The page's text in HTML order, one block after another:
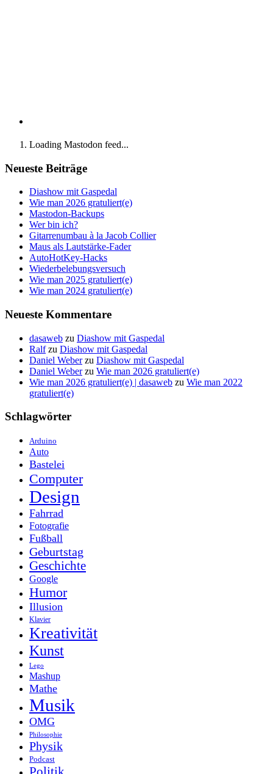
Loading Mastodon feed...
Neueste Beiträge
Diashow mit Gaspedal
Wie man 2026 gratuliert(e)
Mastodon-Backups
Wer bin ich?
Gitarrenumbau à la Jacob Collier
Maus als Lautstärke-Fader
AutoHotKey-Hacks
Wiederbelebungsversuch
Wie man 2025 gratuliert(e)
Wie man 2024 gratuliert(e)
Neueste Kommentare
dasaweb zu Diashow mit Gaspedal
Ralfzu Diashow mit Gaspedal
Daniel Weberzu Diashow mit Gaspedal
Daniel Weberzu Wie man 2026 gratuliert(e)
Wie man 2026 gratuliert(e) | dasaweb zu Wie man 2022
gratuliert(e)
Schlagwörter
Arduino
Auto
Bastelei
Computer
Design
Fahrrad
Fotografie
Fußball
Geburtstag
Geschichte
Google
Humor
Illusion
Klavier
Kreativität
Kunst
Lego
Mashup
Mathe
Musik
OMG
Philosophie
Physik
Podcast